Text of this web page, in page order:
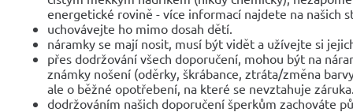
energetické rovině - více informací najdete na našich
uchovávejte ho mimo dosah dětí.
náramky se mají nosit, musí být vidět a užívejte si
přes dodržování všech doporučení, mohou být na
známky nošení (oděrky, škrábance, ztráta/změna
ale o běžné opotřebení, na které se nevztahuje
dodržováním našich doporučení šperkům zachováte